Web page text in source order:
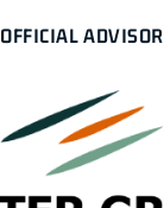
OFFICIAL ADVISOR